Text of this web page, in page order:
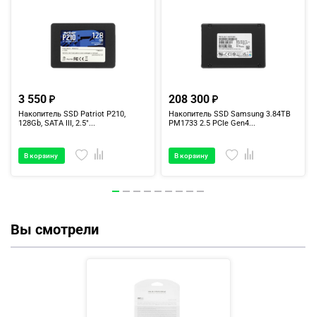
3 550
Накопитель SSD Patriot P210,
128Gb, SATA III, 2.5"...
В корзину
208 300
Накопитель SSD Samsung 3.84TB
PM1733 2.5 PCIe Gen4...
В корзину
Вы смотрели